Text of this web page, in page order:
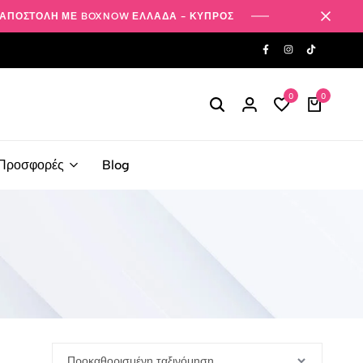
ΜΕ BOXNOW ΕΛΛΑΔΑ - ΚΥΠΡΟΣ
0 0
Blog